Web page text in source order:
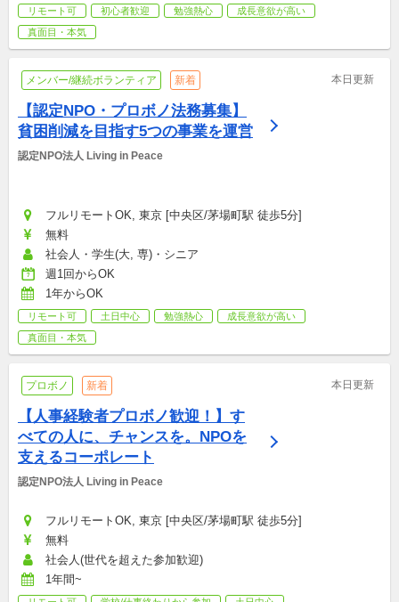
リモート可 初心者歓迎 勉強熱心
成長意欲が高い
真面目・本気
メンバー/継続ボランティア 新着 本日更新
【認定NPO・プロボノ法務募集】
貧困削減を目指す5つの事業を運営
認定NPO法人 Living in Peace
フルリモートOK, 東京 [中央区/茅場町駅 徒歩5分]
無料
社会人・学生(大, 専)・シニア
週1回からOK
1年からOK
リモート可 土日中心 勉強熱心
成長意欲が高い
真面目・本気
プロボノ 新着 本日更新
【人事経験者プロボノ歓迎！】す
べての人に、チャンスを。NPOを
支えるコーポレート
認定NPO法人 Living in Peace
フルリモートOK, 東京 [中央区/茅場町駅 徒歩5分]
無料
社会人(世代を超えた参加歓迎)
1年間~